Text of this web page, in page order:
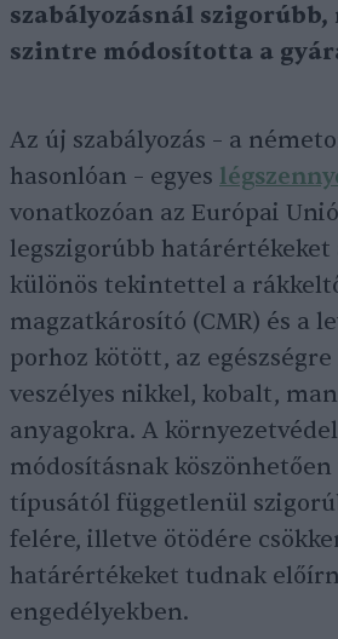
szabályozásnál
szintre módosította a
Az új szabályozás – a
hasonlóan – egyes
vonatkozóan az Európai
legszigorúbb
különös tekintettel a
magzatkárosító (CMR) és a
porhoz kötött, az
veszélyes nikkel, kobalt,
anyagokra. A
módosításnak köszönhetően
típusától függetlenül
felére, illetve ötödére
határértékeket tudnak
engedélyekben.